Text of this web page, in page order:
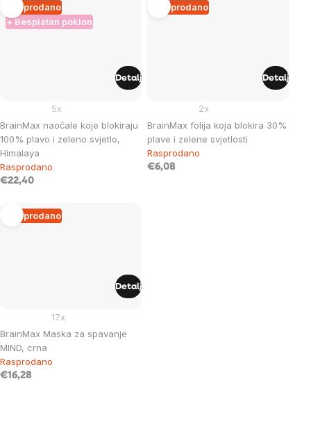
+ Besplatan poklon
Rasprodano
BrainMax naočale koje blokiraju
100% plavo i zeleno svjetlo,
Himalaya
5x
Rasprodano
€22,40
Detalj
Rasprodano
BrainMax folija koja blokira 30%
plave i zelene svjetlosti
2x
Rasprodano
€6,08
Detalj
Rasprodano
BrainMax Maska ​​za spavanje
MIND, crna
17x
Rasprodano
€16,28
Detalj